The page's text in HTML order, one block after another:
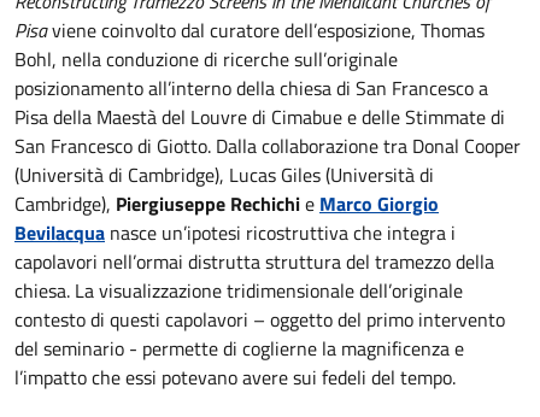
Pisaviene coinvolto dal curatore dell’esposizione, Thomas
Bohl, nella conduzione di ricerche sull’originale
posizionamento all’interno della chiesa di San Francesco a
Pisa della Maestà del Louvre di Cimabue e delle Stimmate di
San Francesco di Giotto. Dalla collaborazione tra Donal Cooper
(Università di Cambridge), Lucas Giles (Università di
Cambridge), Piergiuseppe Rechichie Marco Giorgio
Bevilacqua nasce un’ipotesi ricostruttiva che integra i
capolavori nell’ormai distrutta struttura del tramezzo della
chiesa. La visualizzazione tridimensionale dell’originale
contesto di questi capolavori – oggetto del primo intervento
del seminario - permette di coglierne la magnificenza e
l’impatto che essi potevano avere sui fedeli del tempo.